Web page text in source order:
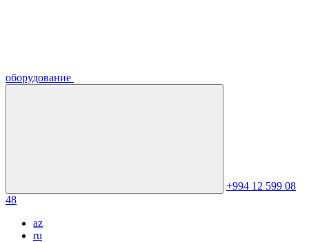
оборудование
+994 12 599 08
48
az
ru